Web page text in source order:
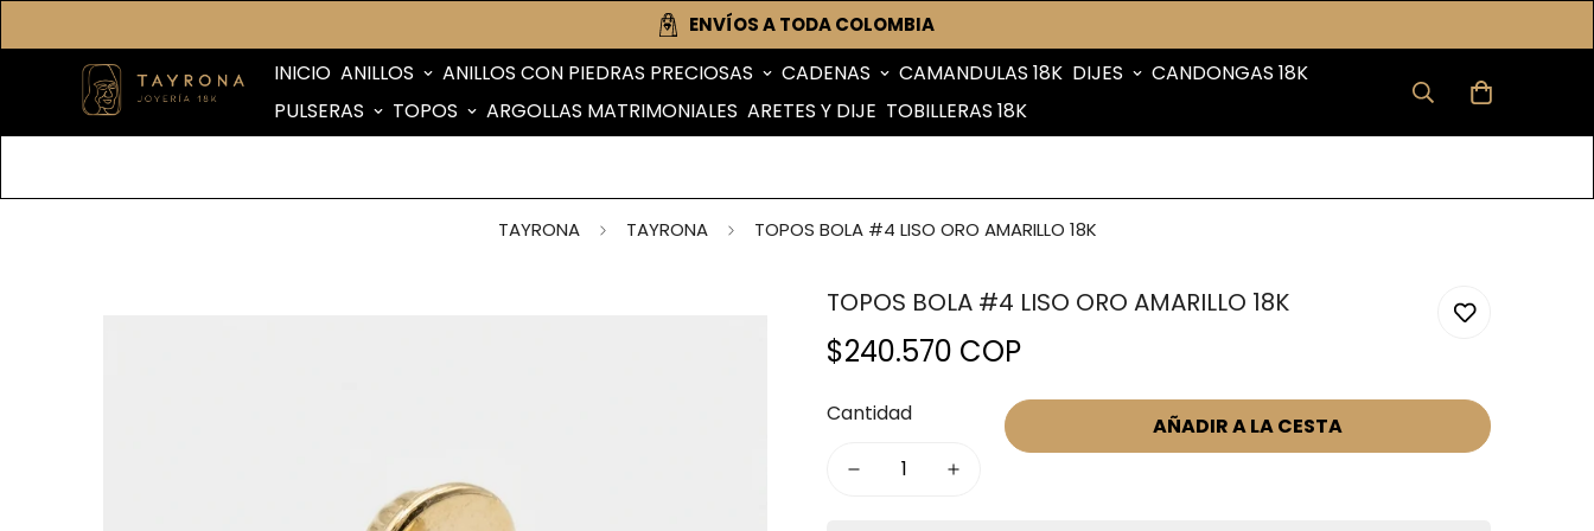
ENVÍOS A TODA COLOMBIA
INICIO ANILLOS ANILLOS CON PIEDRAS PRECIOSAS CADENAS CAMANDULAS 18K DIJES
CANDONGAS 18K
PULSERAS
TOPOS ARGOLLAS MATRIMONIALES ARETES Y DIJE TOBILLERAS 18K
TAYRONA TAYRONA TOPOS BOLA #4 LISO ORO AMARILLO 18K
TOPOS BOLA #4 LISO ORO AMARILLO 18K
Precio
$240.570 COP
Cantidad AÑADIR A LA CESTA